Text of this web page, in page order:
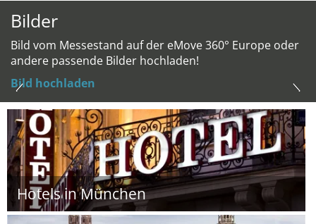
Bilder
Bild vom Messestand auf der eMove 360° Europe oder
andere passende Bilder hochladen!
Bild hochladen
Hotels in München